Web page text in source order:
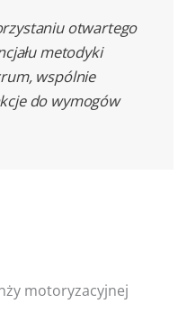
otwartego
metodyki
wspólnie
do wymogów
motoryzacyjnej